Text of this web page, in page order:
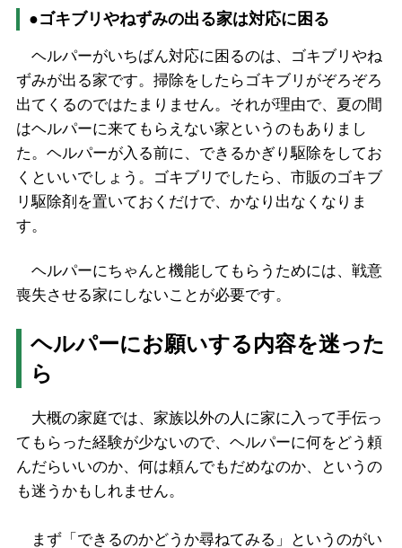
●ゴキブリやねずみの出る家は対応に困る
ヘルパーがいちばん対応に困るのは、ゴキブリやね
ずみが出る家です。掃除をしたらゴキブリがぞろぞろ
出てくるのではたまりません。それが理由で、夏の間
はヘルパーに来てもらえない家というのもありまし
た。ヘルパーが入る前に、できるかぎり駆除をしてお
くといいでしょう。ゴキブリでしたら、市販のゴキブ
リ駆除剤を置いておくだけで、かなり出なくなりま
す。
ヘルパーにちゃんと機能してもらうためには、戦意
喪失させる家にしないことが必要です。
ヘルパーにお願いする内容を迷った
ら
大概の家庭では、家族以外の人に家に入って手伝っ
てもらった経験が少ないので、ヘルパーに何をどう頼
んだらいいのか、何は頼んでもだめなのか、というの
も迷うかもしれません。
まず「できるのかどうか尋ねてみる」というのがい